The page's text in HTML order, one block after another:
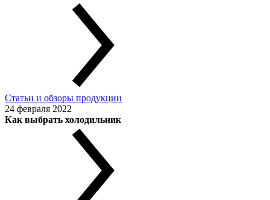
Статьи и обзоры продукции
24 февраля 2022
Как выбрать холодильник